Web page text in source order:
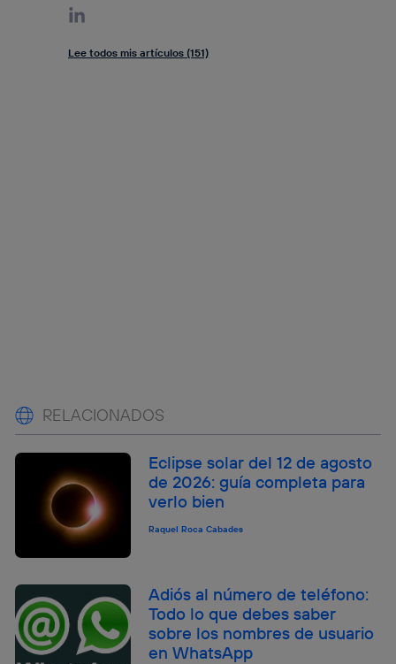
Lee todos mis artículos (151)
RELACIONADOS
Eclipse solar del 12 de agosto
de 2026: guía completa para
verlo bien
Raquel Roca Cabades
Adiós al número de teléfono:
Todo lo que debes saber
sobre los nombres de usuario
en WhatsApp